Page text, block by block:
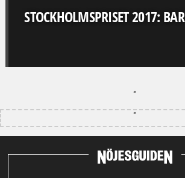
STOCKHOLMSPRISET 2017: BAR